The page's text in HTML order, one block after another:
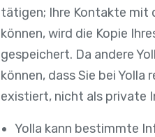
tätigen; Ihre Kontakte mit
können, wird die Kopie
gespeichert. Da andere
können, dass Sie bei
existiert, nicht als private
Yolla kann bestimmte